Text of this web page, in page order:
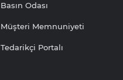
Basın Odası
Müşteri Memnuniyeti
Tedarikçi Portalı